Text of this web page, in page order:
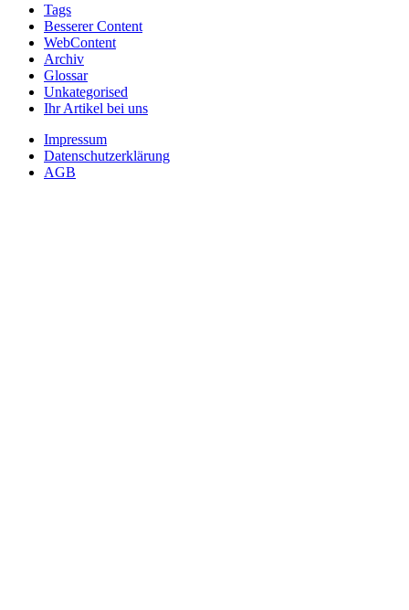
Tags
Besserer Content
WebContent
Archiv
Glossar
Unkategorised
Ihr Artikel bei uns
Impressum
Datenschutzerklärung
AGB